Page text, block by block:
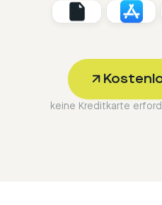
keine Kreditkarte